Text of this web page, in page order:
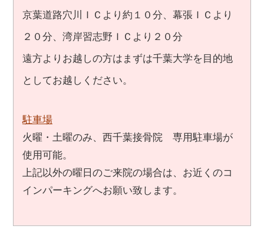
京葉道路穴川ＩＣより約１０分、幕張ＩＣより
２０分、湾岸習志野ＩＣより２０分
遠方よりお越しの方はまずは千葉大学を目的地
としてお越しください。
駐車場
火曜・土曜のみ、西千葉接骨院 専用駐車場が
使用可能。
上記以外の曜日のご来院の場合は、お近くのコ
インパーキングへお願い致します。